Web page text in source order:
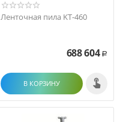
Ленточная пила KT-460
688 604 Р
В КОРЗИНУ